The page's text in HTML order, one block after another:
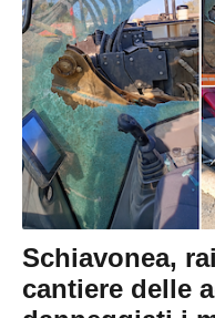
Schiavonea,
cantiere delle